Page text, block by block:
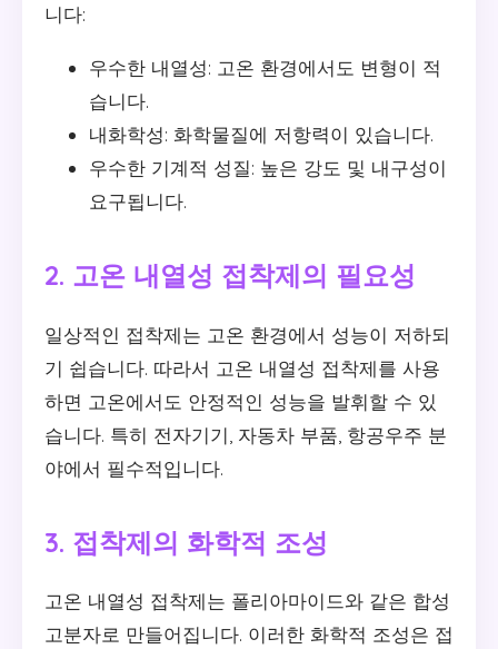
니다:
우수한 내열성: 고온 환경에서도 변형이 적
습니다.
내화학성: 화학물질에 저항력이 있습니다.
우수한 기계적 성질: 높은 강도 및 내구성이
요구됩니다.
2. 고온 내열성 접착제의 필요성
일상적인 접착제는 고온 환경에서 성능이 저하되
기 쉽습니다. 따라서 고온 내열성 접착제를 사용
하면 고온에서도 안정적인 성능을 발휘할 수 있
습니다. 특히 전자기기, 자동차 부품, 항공우주 분
야에서 필수적입니다.
3. 접착제의 화학적 조성
고온 내열성 접착제는 폴리아마이드와 같은 합성
고분자로 만들어집니다. 이러한 화학적 조성은 접